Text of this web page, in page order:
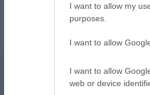
I want to allow my
purposes.
I want to allow
I want to allow
web or device